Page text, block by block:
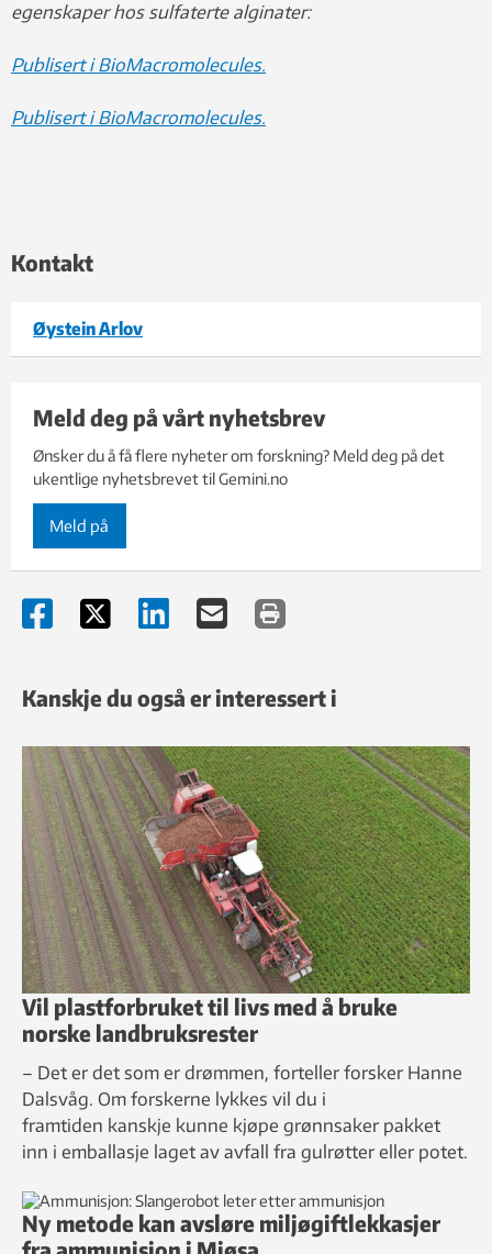
egenskaper hos sulfaterte alginater:
Publisert i BioMacromolecules.
Publisert i BioMacromolecules.
Kontakt
Øystein Arlov
Meld deg på vårt nyhetsbrev
Ønsker du å få flere nyheter om forskning? Meld deg på det
ukentlige nyhetsbrevet til Gemini.no
Meld på
Kanskje du også er interessert i
Vil plastforbruket til livs med å bruke
norske landbruksrester
– Det er det som er drømmen, forteller forsker Hanne
Dalsvåg. Om forskerne lykkes vil du i
framtiden kanskje kunne kjøpe grønnsaker pakket
inn i emballasje laget av avfall fra gulrøtter eller potet.
Ny metode kan avsløre miljøgiftlekkasjer